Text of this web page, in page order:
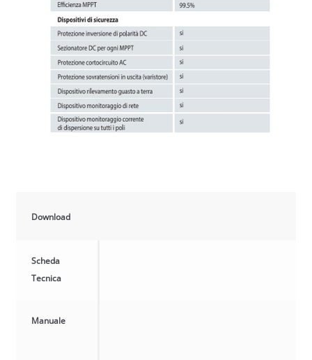
Download
Scheda
Tecnica
Manuale